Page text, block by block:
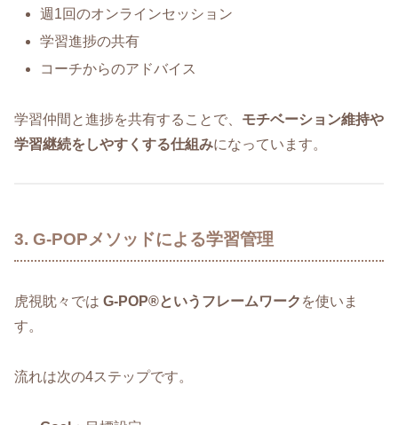
週1回のオンラインセッション
学習進捗の共有
コーチからのアドバイス
学習仲間と進捗を共有することで、 モチベーション維持や
学習継続をしやすくする仕組みになっています。
3. G-POPメソッドによる学習管理
虎視眈々では G-POP®というフレームワーク を使いま
す。
流れは次の4ステップです。